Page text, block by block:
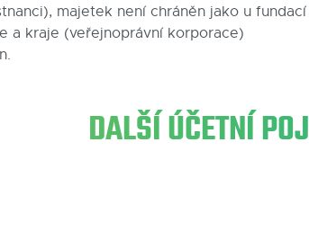
majetek není chráněn jako u
a kraje (veřejnoprávní korporace)
DALŠÍ ÚČETNÍ